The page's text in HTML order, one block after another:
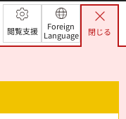
閲覧支援
Foreign
Language
閉じる